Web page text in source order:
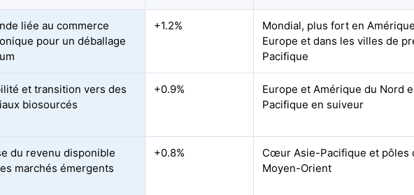
liée au commerce
pour un déballage
+1.2%
Mondial, plus fort en
Europe et dans les villes de
Pacifique
et transition vers des
biosourcés
+0.9%
Europe et Amérique du Nord
Pacifique en suiveur
du revenu disponible
marchés émergents
+0.8%
Cœur Asie-Pacifique et pôles
Moyen-Orient